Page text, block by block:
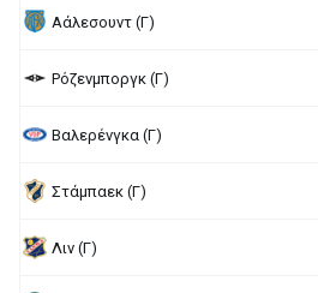
Αάλεσουντ (Γ)
Ρόζενμποργκ (Γ)
Βαλερένγκα (Γ)
Στάμπαεκ (Γ)
Λιν (Γ)